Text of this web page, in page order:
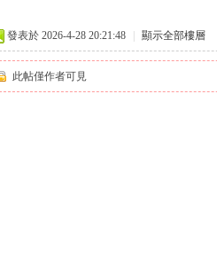
發表於 2026-4-28 20:21:48 顯示全部樓層
此帖僅作者可見